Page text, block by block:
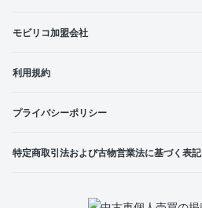
モビリコ加盟会社
利用規約
プライバシーポリシー
特定商取引法および古物営業法に基づく表記